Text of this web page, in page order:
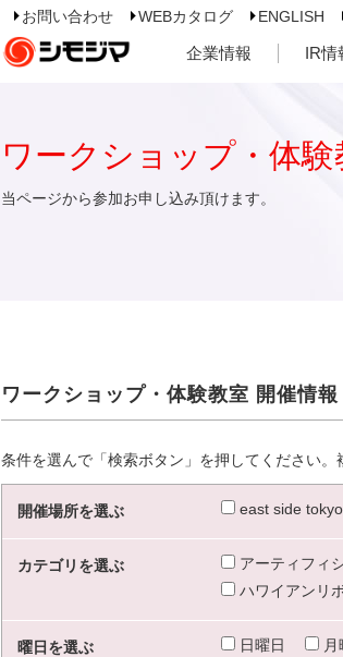
お問い合わせ WEBカタログ ENGLISH
企業情報 IR情
ワークショップ・体験
当ページから参加お申し込み頂けます。
ワークショップ・体験教室 開催情報
条件を選んで「検索ボタン」を押してください。
開催場所を選ぶ east side tokyo
カテゴリを選ぶ アーティフィ
ハワイアンリ
曜日を選ぶ 日曜日 月